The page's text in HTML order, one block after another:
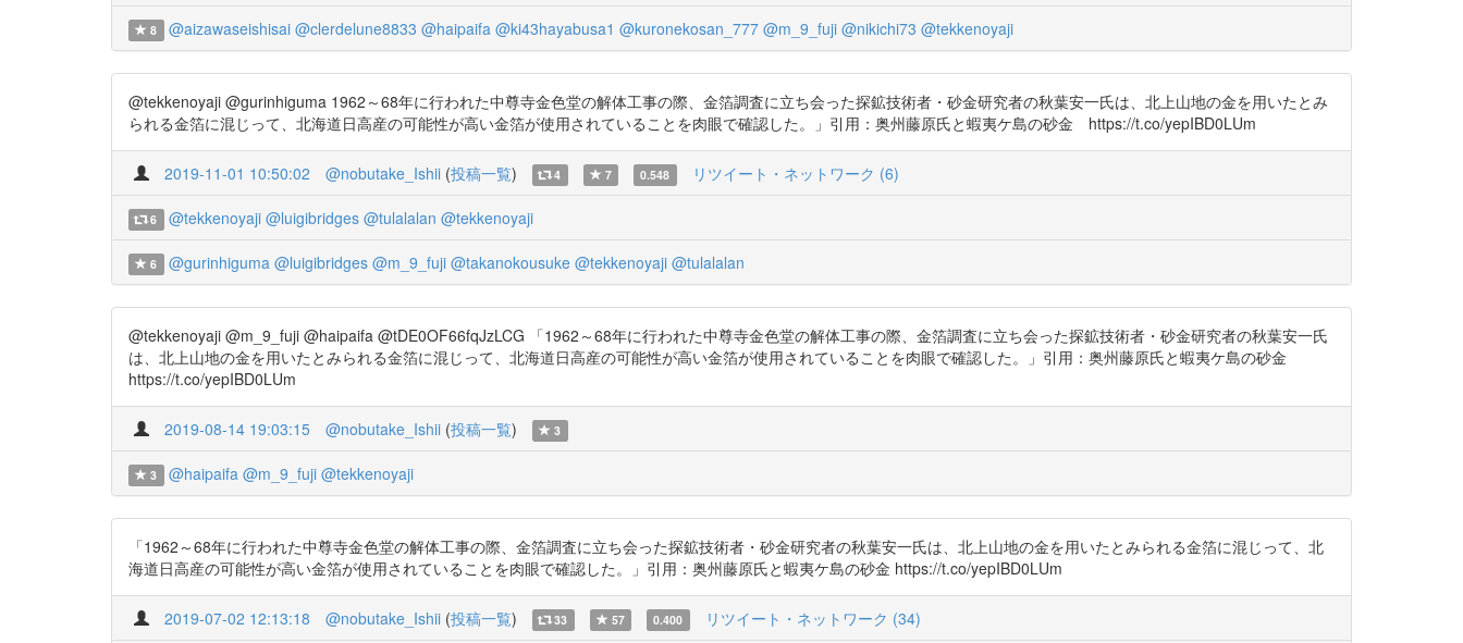
8 @aizawaseishisai @clerdelune8833 @haipaifa @ki43hayabusa1 @kuronekosan_777 @m_9_fuji @nikichi73 @tekkenoyaji
@tekkenoyaji @gurinhiguma 1962～68年に行われた中尊寺金色堂の解体工事の際、金箔調査に立ち会った探鉱技術者・砂金研究者の秋葉安一氏は、北上山地の金を用いたとみ
られる金箔に混じって、北海道日高産の可能性が高い金箔が使用されていることを肉眼で確認した。」引用：奥州藤原氏と蝦夷ケ島の砂金 https://t.co/yepIBD0LUm
2019-11-01 10:50:02 @nobutake_Ishii (投稿一覧) 4 7 0.548 リツイート・ネットワーク (6)
6 @tekkenoyaji @luigibridges @tulalalan @tekkenoyaji
6 @gurinhiguma @luigibridges @m_9_fuji @takanokousuke @tekkenoyaji @tulalalan
@tekkenoyaji @m_9_fuji @haipaifa @tDE0OF66fqJzLCG 「1962～68年に行われた中尊寺金色堂の解体工事の際、金箔調査に立ち会った探鉱技術者・砂金研究者の秋葉安一氏
は、北上山地の金を用いたとみられる金箔に混じって、北海道日高産の可能性が高い金箔が使用されていることを肉眼で確認した。」引用：奥州藤原氏と蝦夷ケ島の砂金
https://t.co/yepIBD0LUm
2019-08-14 19:03:15 @nobutake_Ishii (投稿一覧) 3
3 @haipaifa @m_9_fuji @tekkenoyaji
「1962～68年に行われた中尊寺金色堂の解体工事の際、金箔調査に立ち会った探鉱技術者・砂金研究者の秋葉安一氏は、北上山地の金を用いたとみられる金箔に混じって、北
海道日高産の可能性が高い金箔が使用されていることを肉眼で確認した。」引用：奥州藤原氏と蝦夷ケ島の砂金 https://t.co/yepIBD0LUm
2019-07-02 12:13:18 @nobutake_Ishii (投稿一覧) 33 57 0.400 リツイート・ネットワーク (34)